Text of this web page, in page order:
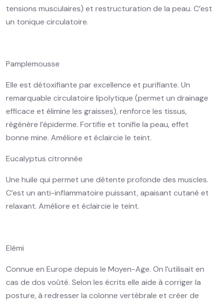
tensions musculaires) et restructuration de la peau. C’est
un tonique circulatoire.
Pamplemousse
Elle est détoxifiante par excellence et purifiante. Un
remarquable circulatoire lipolytique (permet un drainage
efficace et élimine les graisses), renforce les tissus,
régénère l’épiderme. Fortifie et tonifie la peau, effet
bonne mine. Améliore et éclaircie le teint.
Eucalyptus citronnée
Une huile qui permet une détente profonde des muscles.
C’est un anti-inflammatoire puissant, apaisant cutané et
relaxant. Améliore et éclaircie le teint.
Elémi
Connue en Europe depuis le Moyen-Age. On l’utilisait en
cas de dos voûté. Selon les écrits elle aide à corriger la
posture, à redresser la colonne vertébrale et créer de